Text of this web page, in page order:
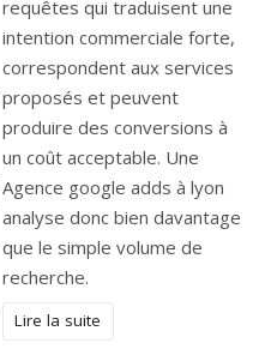
requêtes qui traduisent une
intention commerciale forte,
correspondent aux services
proposés et peuvent
produire des conversions à
un coût acceptable. Une
Agence google adds à lyon
analyse donc bien davantage
que le simple volume de
recherche.
Lire la suite